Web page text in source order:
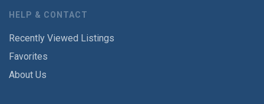
HELP & CONTACT
Recently Viewed Listings
Favorites
About Us